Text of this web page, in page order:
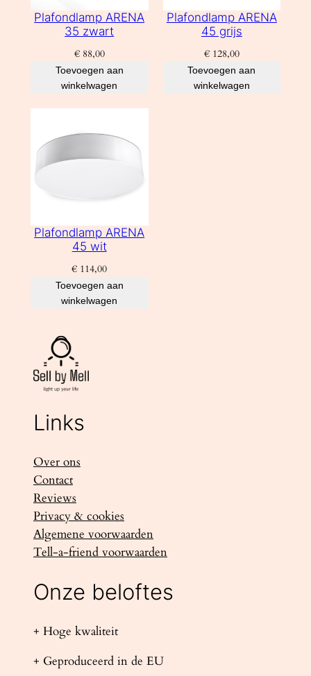
Plafondlamp ARENA
35 zwart
€88,00
Toevoegen aan
winkelwagen
Plafondlamp ARENA
45 grijs
€128,00
Toevoegen aan
winkelwagen
Plafondlamp ARENA
45 wit
€ 114,00
Toevoegen aan
winkelwagen
Links
Over ons
Contact
Reviews
Privacy & cookies
Algemene voorwaarden
Tell-a-friend voorwaarden
Onze beloftes
+ Hoge kwaliteit
+ Geproduceerd in de EU